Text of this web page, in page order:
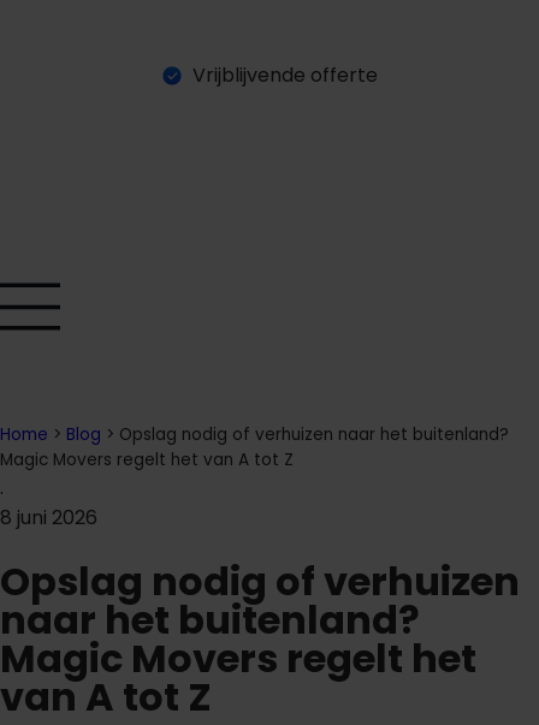
Vrijblijvende offerte
Home > Blog > Opslag nodig of verhuizen naar het buitenland?
Magic Movers regelt het van A tot Z
.
8 juni 2026
Opslag nodig of verhuizen
naar het buitenland?
Magic Movers regelt het
van A tot Z